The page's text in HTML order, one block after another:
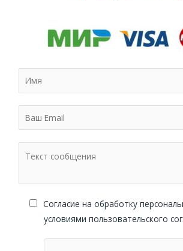
Cогласие на обработку
условиями пользовательского